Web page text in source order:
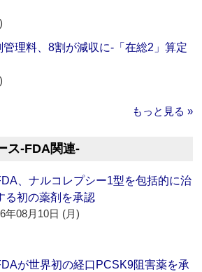
管理料、8割が減収に‐「在総2」算定
もっと見る »
ス‐FDA関連‐
、ナルコレプシー1型を包括的に治
る初の薬剤を承認
年08月10日 (月)
が世界初の経口PCSK9阻害薬を承